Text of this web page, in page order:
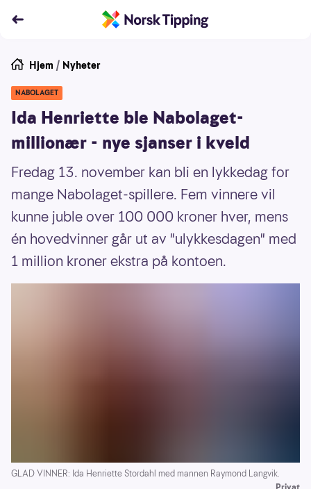
Hjem / Nyheter
NABOLAGET
Ida Henriette ble Nabolaget-
millionær - nye sjanser i kveld
Fredag 13. november kan bli en lykkedag for
mange Nabolaget-spillere. Fem vinnere vil
kunne juble over 100 000 kroner hver, mens
én hovedvinner går ut av "ulykkesdagen" med
1 million kroner ekstra på kontoen.
GLAD VINNER: Ida Henriette Stordahl med mannen Raymond Langvik.